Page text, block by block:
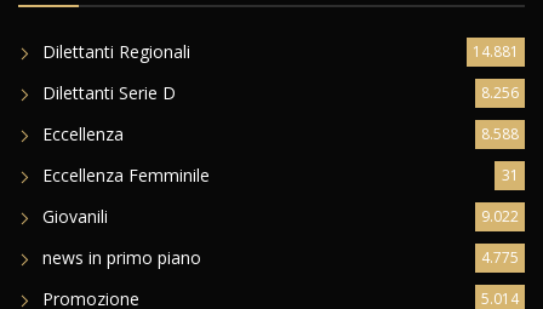
Dilettanti Regionali 14.881
Dilettanti Serie D 8.256
Eccellenza 8.588
Eccellenza Femminile 31
Giovanili 9.022
news in primo piano 4.775
Promozione 5.014